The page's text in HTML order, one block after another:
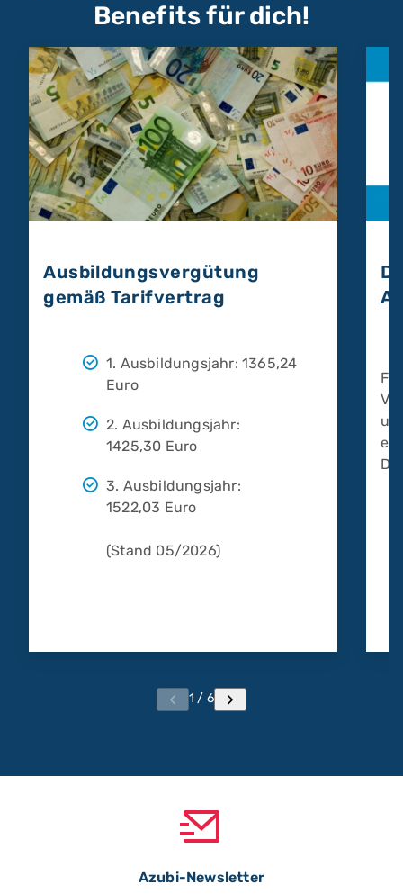
Benefits für dich!
Ausbildungsvergütung
gemäß Tarifvertrag
1. Ausbildungsjahr: 1365,24
Euro
2. Ausbildungsjahr:
1425,30 Euro
3. Ausbildungsjahr:
1522,03 Euro
(Stand 05/2026)
1 / 6
Azubi-Newsletter